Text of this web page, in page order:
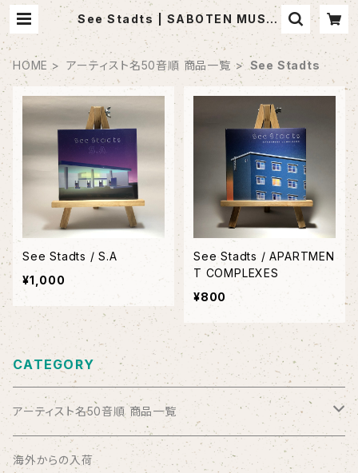
See Stadts | SABOTEN MUSIC
(セレクトCDショップ)
HOME アーティスト名50音順 商品一覧 See Stadts
See Stadts / S.A
¥1,000
See Stadts / APARTMEN
T COMPLEXES
¥800
CATEGORY
アーティスト名50音順 商品一覧
ABSOLUTE LOSERS
海外からの入荷